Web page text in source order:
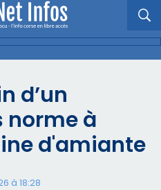
d’un
norme à
d'amiante
à 18:28